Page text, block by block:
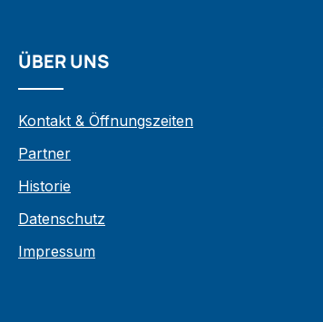
ÜBER UNS
Kontakt & Öffnungszeiten
Partner
Historie
Datenschutz
Impressum